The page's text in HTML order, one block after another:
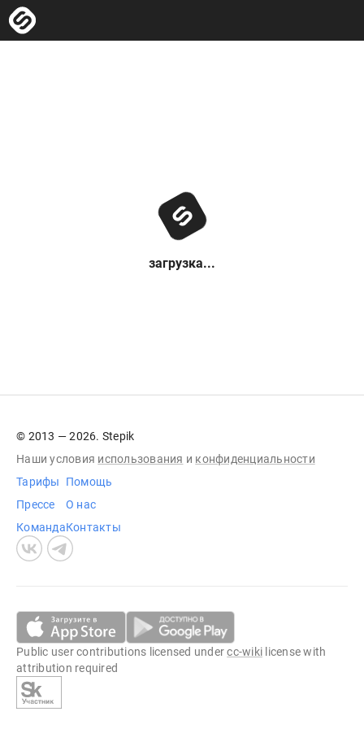
загрузка...
© 2013 — 2026. Stepik
Наши условия использования и конфиденциальности
Тарифы
Прессе
Команда
Помощь
О нас
Контакты
Public user contributions licensed undercc-wiki license with
attribution required